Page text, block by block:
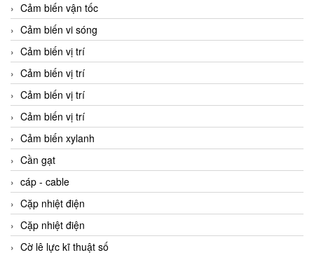
Cảm biến vận tốc
Cảm biến vi sóng
Cảm biến vị trí
Cảm biến vị trí
Cảm biến vị trí
Cảm biến vị trí
Cảm biến xylanh
Cần gạt
cáp - cable
Cặp nhiệt điện
Cặp nhiệt điện
Cờ lê lực kĩ thuật số